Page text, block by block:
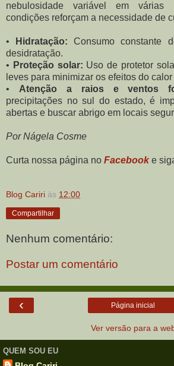
nebulosidade variável em várias
condições reforçam a necessidade de
• Hidratação: Consumo constante
desidratação.
• Proteção solar: Uso de protetor
leves para minimizar os efeitos do
• Atenção a raios e ventos
precipitações no sul do estado, é
abertas e buscar abrigo em locais
Por Nágela Cosme
Curta nossa página no Facebooke
Blog Cariri às 12:00
Compartilhar
Nenhum comentário:
Postar um comentário
‹ Página inicial
Ver versão para a
QUEM SOU EU